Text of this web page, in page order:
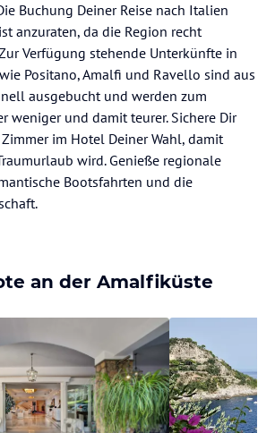
Buchung Deiner Reise nach Italien
anzuraten, da die Region recht
Verfügung stehende Unterkünfte in
Positano, Amalfi und Ravello sind aus
ausgebucht und werden zum
weniger und damit teurer. Sichere Dir
im Hotel Deiner Wahl, damit
wird. Genieße regionale
Bootsfahrten und die
an der Amalfiküste